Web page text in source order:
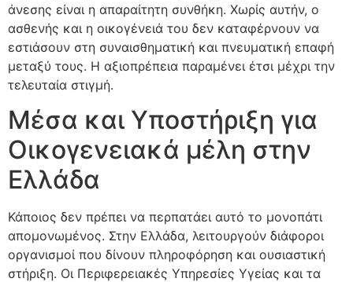
άνεσης είναι η απαραίτητη συνθήκη. Χωρίς αυτήν, ο
ασθενής και η οικογένειά του δεν καταφέρνουν να
εστιάσουν στη συναισθηματική και πνευματική επαφή
μεταξύ τους. Η αξιοπρέπεια παραμένει έτσι μέχρι την
τελευταία στιγμή.
Μέσα και Υποστήριξη για
Οικογενειακά μέλη στην
Ελλάδα
Κάποιος δεν πρέπει να περπατάει αυτό το μονοπάτι
απομονωμένος. Στην Ελλάδα, λειτουργούν διάφοροι
οργανισμοί που δίνουν πληροφόρηση και ουσιαστική
στήριξη. Οι Περιφερειακές Υπηρεσίες Υγείας και τα